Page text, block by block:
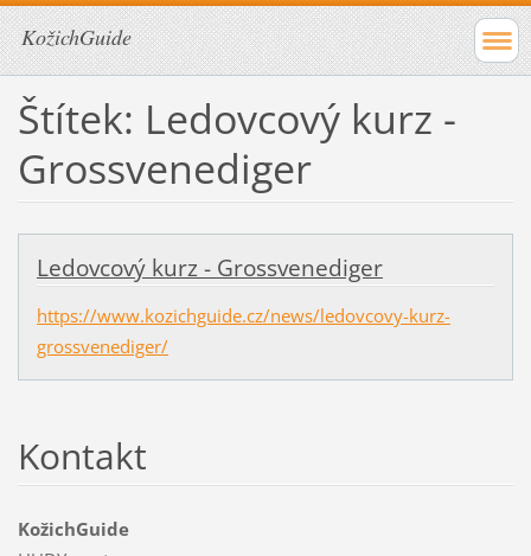
KožichGuide
Štítek: Ledovcový kurz -
Grossvenediger
Ledovcový kurz - Grossvenediger
https://www.kozichguide.cz/news/ledovcovy-kurz-
grossvenediger/
Kontakt
KožichGuide